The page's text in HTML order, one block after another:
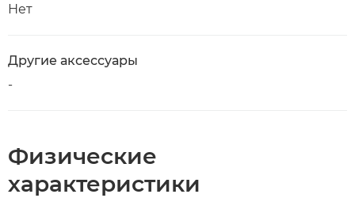
Нет
Другие аксессуары
-
Физические
характеристики